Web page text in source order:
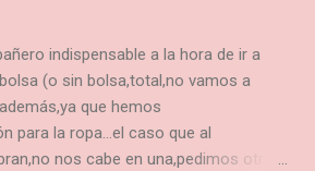
indispensable a la hora de ir a
(o sin bolsa,total,no vamos a
que hemos
para la ropa…el caso que al
nos cabe en una,pedimos otra,y